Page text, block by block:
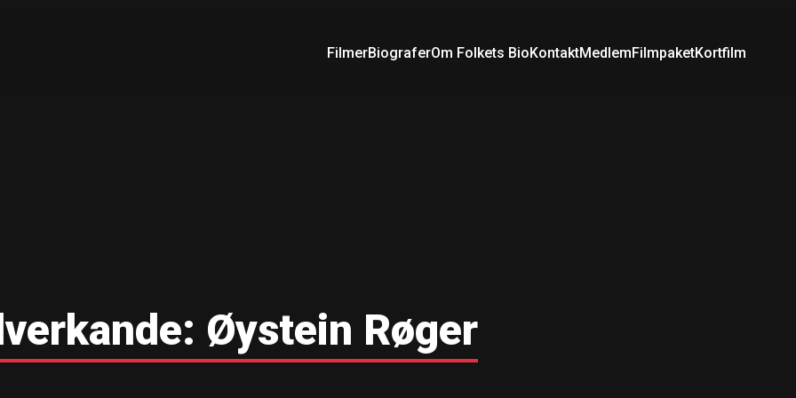
FilmerBiograferOm Folkets BioKontaktMedlemFilmpaketKortfilm
Øystein Røger